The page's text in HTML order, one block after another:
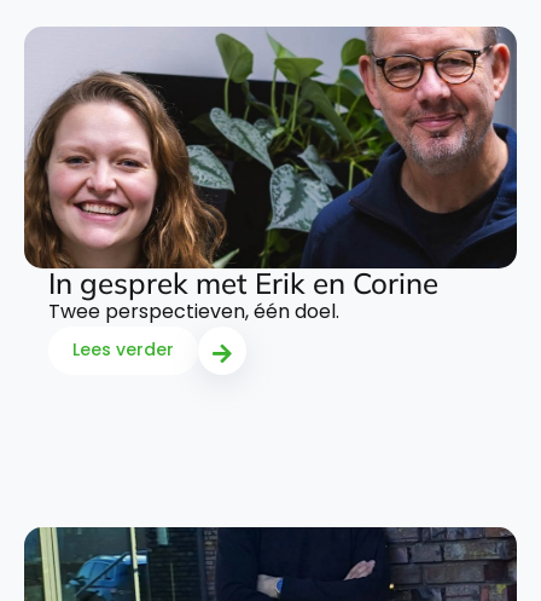
In gesprek met Erik en Corine
Twee perspectieven, één doel.
Lees verder